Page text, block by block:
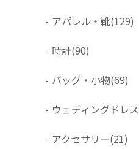
- アパレル・靴(129)
- 時計(90)
- バッグ・小物(69)
- ウェディングドレス
- アクセサリー(21)